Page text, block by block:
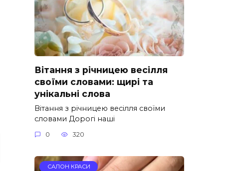
Вітання з річницею весілля
своїми словами: щирі та
унікальні слова
Вітання з річницею весілля своїми
словами Дорогі наші
0 320
САЛОН КРАСИ